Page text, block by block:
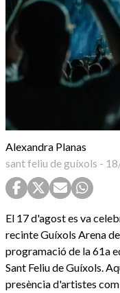
Alexandra Planas
sant feliu de guíxols -
El 17 d'agost es va
recinte Guíxols Arena
programació de la 61a
Sant Feliu de Guíxols.
presència d'artistes